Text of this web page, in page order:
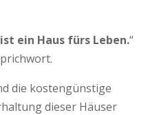
ein Haus fürs Leben.“
die kostengünstige
dieser Häuser